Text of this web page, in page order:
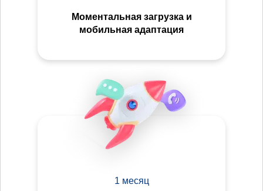
Моментальная загрузка и
мобильная адаптация
1 месяц